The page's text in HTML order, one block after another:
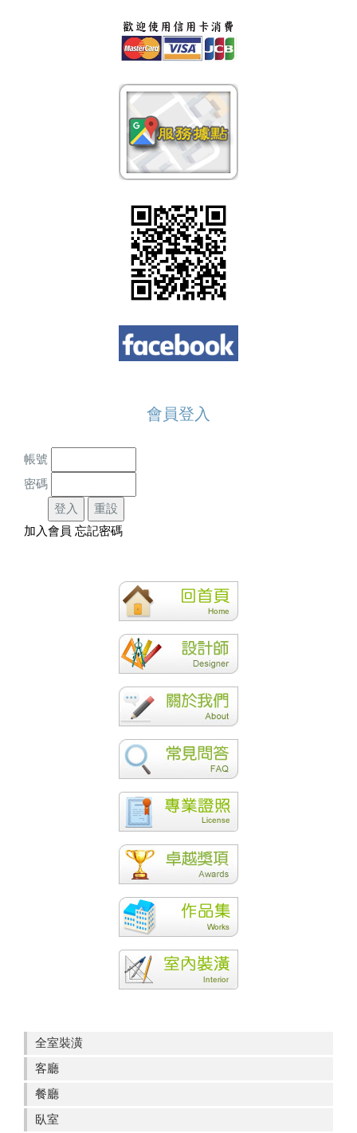
會員登入
帳號
密碼
加入會員 忘記密碼
全室裝潢
客廳
餐廳
臥室